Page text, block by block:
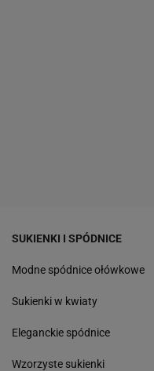
SUKIENKI I SPÓDNICE
Modne spódnice ołówkowe
Sukienki w kwiaty
Eleganckie spódnice
Wzorzyste sukienki